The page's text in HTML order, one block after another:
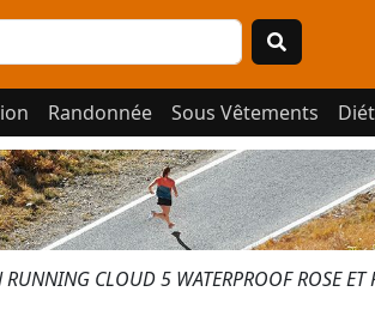
Randonnée Sous Vêtements
RUNNING CLOUD 5 WATERPROOF ROSE